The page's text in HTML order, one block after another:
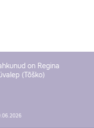
on Regina
(Tõško)